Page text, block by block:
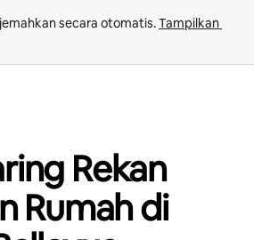
secara otomatis. Tampilkan
Rekan
Rumah di